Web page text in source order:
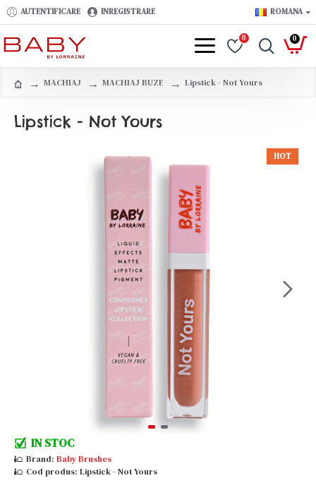
AUTENTIFICARE INREGISTRARE ROMANA
0 0
MACHIAJ MACHIAJ BUZE Lipstick - Not Yours
Lipstick - Not Yours
HOT
IN STOC
Brand: Baby Brushes
Cod produs: Lipstick - Not Yours